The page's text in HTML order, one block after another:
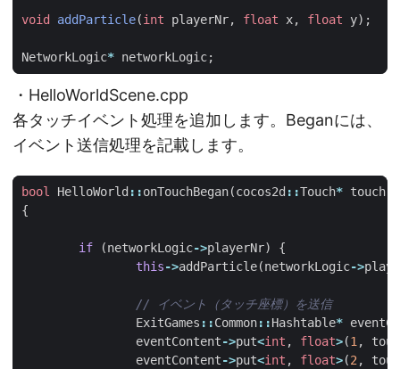
void addParticle(int playerNr, float x, float y);
NetworkLogic* networkLogic;
・HelloWorldScene.cpp
各タッチイベント処理を追加します。Beganには、
イベント送信処理を記載します。
bool HelloWorld ::onTouchBegan(cocos2d ::Touch* touch
{
if (networkLogic->playerNr)
{
this->addParticle(networkLogic->
ExitGames ::Common::Hashtable*
eventContent->put<int , float>(1 ,
eventContent->put<int , float>(2 ,